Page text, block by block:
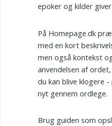
epoker og kilder
På Homepage.dk
med en kort
men også kontekst
anvendelsen af
du kan blive klogere
nyt gennem ordlege.
Brug guiden som